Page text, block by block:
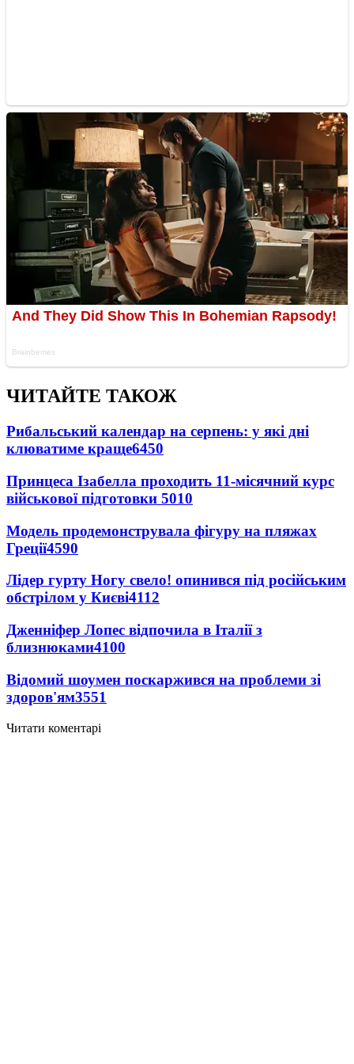
ЧИТАЙТЕ ТАКОЖ
Рибальський календар на серпень: у які дні
клюватиме краще6450
Принцеса Ізабелла проходить 11-місячний курс
військової підготовки 5010
Модель продемонструвала фігуру на пляжах
Греції4590
Лідер гурту Ногу свело! опинився під російським
обстрілом у Києві4112
Дженніфер Лопес відпочила в Італії з
близнюками4100
Відомий шоумен поскаржився на проблеми зі
здоров'ям3551
Читати коментарі